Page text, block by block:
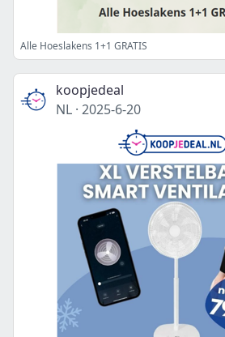
Alle Hoeslakens 1+1 GRATIS
koopjedeal
NL · 2025-6-20